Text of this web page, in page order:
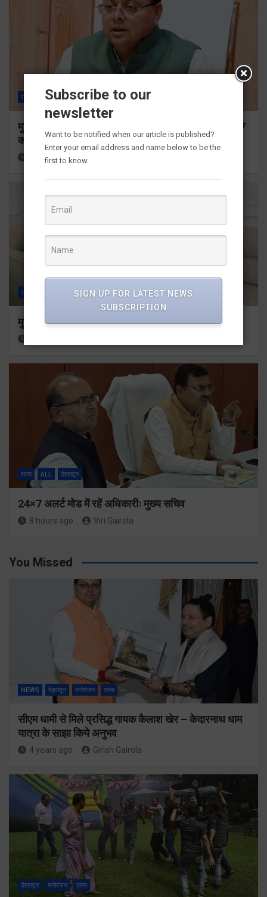
राज्य ALL देहरादून
मुख्यमंत्री ने प्रदान की विभिन्न विकास योजनाओं के लिए 1967
करोड़ की वित्तीय स्वीकृति
6 hours ago
राज्य देहरादून
मुख्यमंत्री से महानिदेशक एनसीसी ने की शिष्टाचार भेंट
राज्य ALL देहरादून
24×7 अलर्ट मोड में रहें अधिकारीः मुख्य सचिव
8 hours ago Viri Gairola
You Missed
NEWS देहरादून मनोरंजन राज्य
सीएम धामी से मिले प्रसिद्ध गायक कैलाश खेर – केदारनाथ धाम
यात्रा के साझा किये अनुभव
4 years ago Girish Gairola
देहरादून मनोरंजन राज्य
Subscribe to our
newsletter
Want to be notified when our article is published?
Enter your email address and name below to be the
first to know.
SIGN UP FOR LATEST NEWS
SUBSCRIPTION